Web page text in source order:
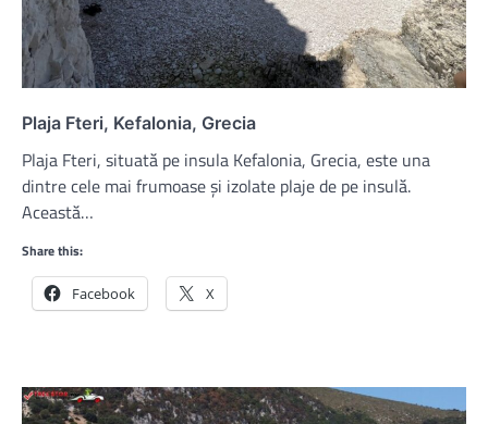
Plaja Fteri, Kefalonia, Grecia
Plaja Fteri, situată pe insula Kefalonia, Grecia, este una
dintre cele mai frumoase și izolate plaje de pe insulă.
Această…
Share this:
Facebook X